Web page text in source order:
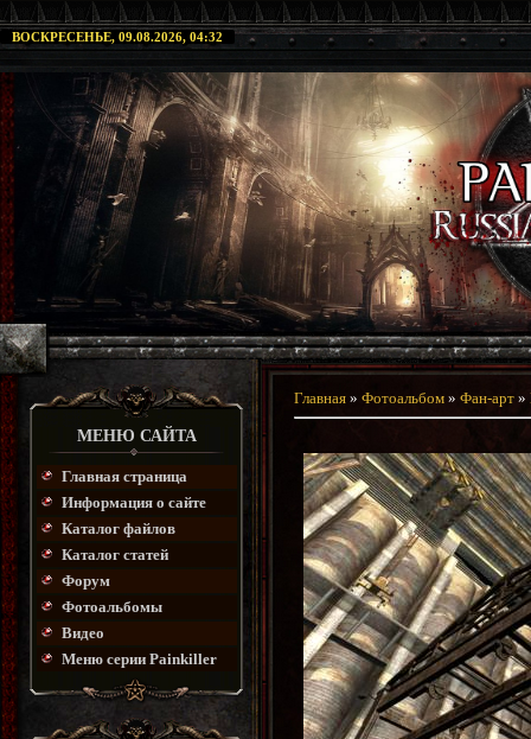
ВОСКРЕСЕНЬЕ, 09.08.2026, 04:32
МЕНЮ САЙТА
Главная страница
Информация о сайте
Каталог файлов
Каталог статей
Форум
Фотоальбомы
Видео
Меню серии Painkiller
Главная » Фотоальбом » Фан-арт »